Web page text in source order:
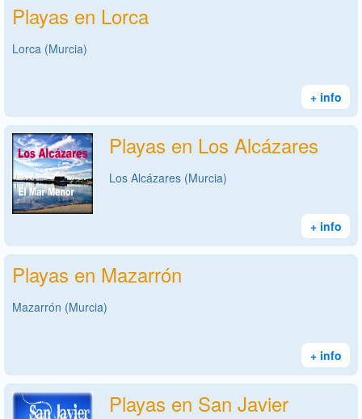
Playas en Lorca
Lorca (Murcia)
+ info
Playas en Los Alcázares
Los Alcázares (Murcia)
+ info
Playas en Mazarrón
Mazarrón (Murcia)
+ info
Playas en San Javier